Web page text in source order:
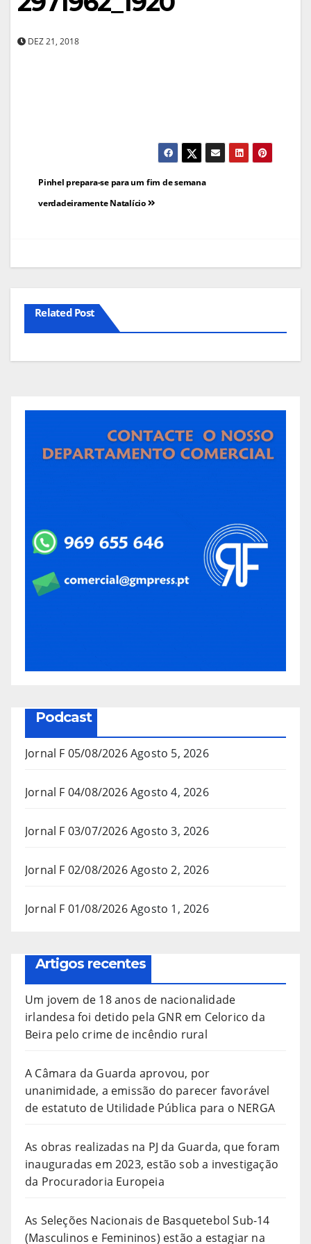
DEZ 21, 2018
Navegação
de
Pinhel prepara-se para um fim de semana
verdadeiramente Natalício
Related Post
Podcast
Jornal F 05/08/2026Agosto 5, 2026
Jornal F 04/08/2026Agosto 4, 2026
Jornal F 03/07/2026Agosto 3, 2026
Jornal F 02/08/2026Agosto 2, 2026
Jornal F 01/08/2026Agosto 1, 2026
Artigos recentes
Um jovem de 18 anos de nacionalidade
irlandesa foi detido pela GNR em Celorico da
Beira pelo crime de incêndio rural
A Câmara da Guarda aprovou, por
unanimidade, a emissão do parecer favorável
de estatuto de Utilidade Pública para o NERGA
As obras realizadas na PJ da Guarda, que foram
inauguradas em 2023, estão sob a investigação
da Procuradoria Europeia
As Seleções Nacionais de Basquetebol Sub-14
(Masculinos e Femininos) estão a estagiar na